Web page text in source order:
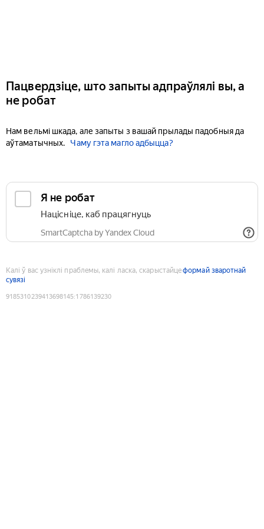
Пацвердзіце, што запыты адпраўлялі вы, а
не робат
Нам вельмі шкада, але запыты з вашай прылады падобныя да
аўтаматычных.
Чаму гэта магло адбыцца?
Я не робат
Націсніце, каб працягнуць
SmartCaptcha by Yandex Cloud
Калі ў вас узніклі праблемы, калі ласка, скарыстайцеформай зваротнай
сувязі
9185310239413698145:1786139230